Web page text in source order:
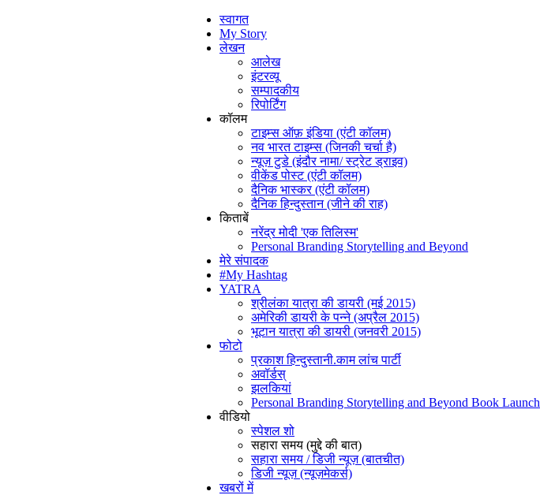
स्वागत
My Story
लेखन
आलेख
इंटरव्यू
सम्पादकीय
रिपोर्टिंग
कॉलम
टाइम्स ऑफ़ इंडिया (एंटी कॉलम)
नव भारत टाइम्स (जिनकी चर्चा है)
न्यूज़ टुडे (इंदौर नामा/ स्ट्रेट ड्राइव)
वीकेंड पोस्ट (एंटी कॉलम)
दैनिक भास्कर (एंटी कॉलम)
दैनिक हिन्दुस्तान (जीने की राह)
किताबें
नरेंद्र मोदी 'एक तिलिस्म'
Personal Branding Storytelling and Beyond
मेरे संपादक
#My Hashtag
YATRA
श्रीलंका यात्रा की डायरी (मई 2015)
अमेरिकी डायरी के पन्ने (अप्रैल 2015)
भूटान यात्रा की डायरी (जनवरी 2015)
फोटो
प्रकाश हिन्दुस्तानी.काम लांच पार्टी
अवॉर्डस्
झलकियां
Personal Branding Storytelling and Beyond Book Launch
वीडियो
स्पेशल शो
सहारा समय (मुद्दे की बात)
सहारा समय / डिजी न्यूज़ (बातचीत)
डिजी न्यूज़ (न्यूज़मेकर्स)
खबरों में